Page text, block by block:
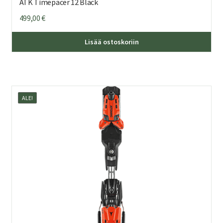
499,00€
Lisää ostoskoriin
ALE!